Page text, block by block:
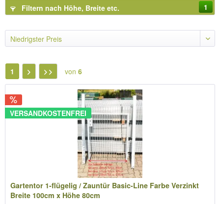
Filtern nach Höhe, Breite etc. 1
1 von 6
VERSANDKOSTENFREI
Gartentor 1-flügelig / Zauntür Basic-Line Farbe Verzinkt
Breite 100cm x Höhe 80cm